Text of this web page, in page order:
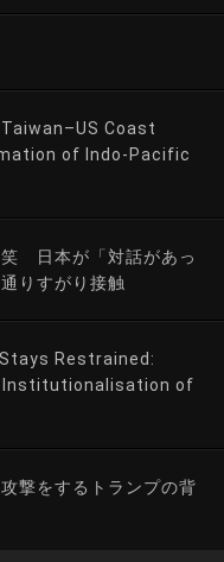
Coast
of Indo-Pacific
日本が「対話があっ
りすがり接触
Restrained:
Institutionalisation of
撃をするトランプの背